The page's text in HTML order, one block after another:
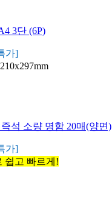
3단 (6P)
가]
석 소량 명함 20매(양면)
가]
쉽고 빠르게!